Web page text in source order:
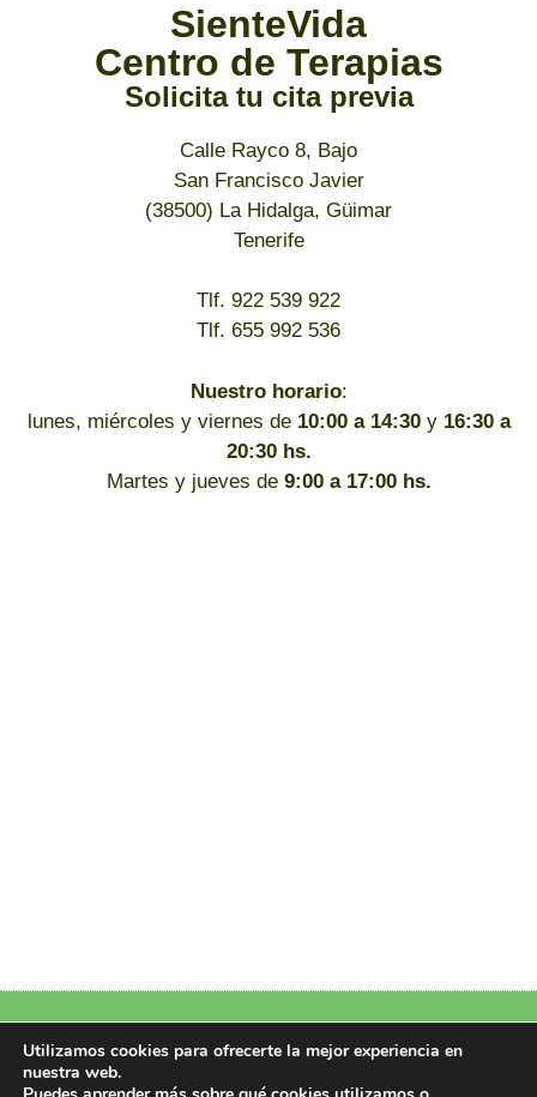
SienteVida
Centro de Terapias
Solicita tu cita previa
Calle Rayco 8, Bajo
San Francisco Javier
(38500) La Hidalga, Güimar
Tenerife
Tlf. 922 539 922
Tlf. 655 992 536
Nuestro horario:
lunes, miércoles y viernes de 10:00 a 14:30y 16:30 a
20:30 hs.
Martes y jueves de 9:00 a 17:00 hs.
Política de Privacidad |Política de Cookies |Aviso Legal|Más información
Utilizamos cookies para ofrecerte la mejor experiencia en
nuestra web.